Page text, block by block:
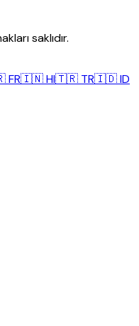
saklıdır.
FR🇮🇳HI🇹🇷 TR🇮🇩ID